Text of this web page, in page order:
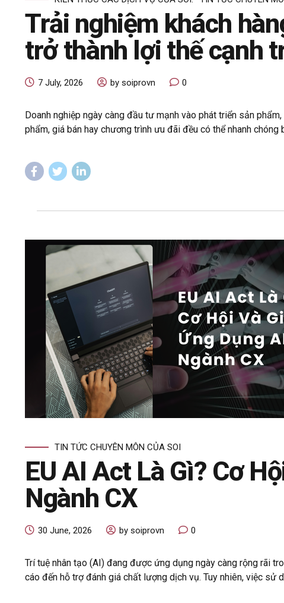
Trải nghiệm khách
trở thành lợi thế cạnh
7 July, 2026 by soiprovn 0
Doanh nghiệp ngày càng đầu tư mạnh vào phát triển sản
phẩm, giá bán hay chương trình ưu đãi đều có thể nhanh chóng
TIN TỨC CHUYÊN MÔN CỦA SOI
EU AI Act Là Gì? Cơ
Ngành CX
30 June, 2026 by soiprovn 0
Trí tuệ nhân tạo (AI) đang được ứng dụng ngày càng rộng rãi
cáo đến hỗ trợ đánh giá chất lượng dịch vụ. Tuy nhiên, việc sử